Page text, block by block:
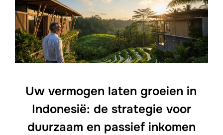
Uw vermogen laten groeien in
Indonesië: de strategie voor
duurzaam en passief inkomen